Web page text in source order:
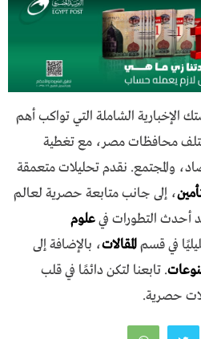
الإخبارية الشاملة التي تواكب أهم
محافظات مصر، مع تغطية
والمجتمع. نقدم تحليلات متعمقة
، إلى جانب متابعة حصرية لعالم
أحدث التطورات فيعلوم
في قسمالمقالات، بالإضافة إلى
. تابعنا لتكن دائمًا في قلب
حصرية.